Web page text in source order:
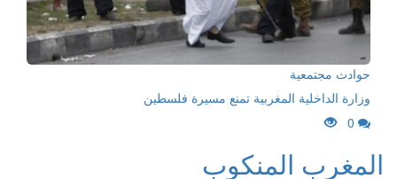
حوادث مجتمعية
وزارة الداخلية المغربية تمنع مسيرة فلسطين
0
المغرب المنكوب